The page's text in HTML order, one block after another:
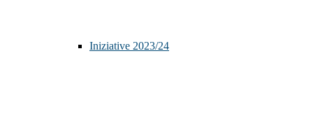
Iniziative 2023/24